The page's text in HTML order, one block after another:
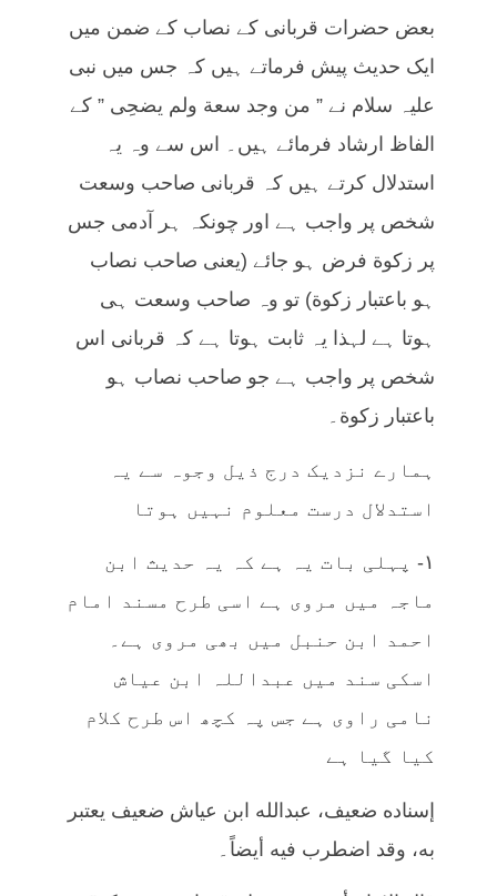
بعض حضرات قربانی کے نصاب کے ضمن میں
ایک حدیث پیش فرماتے ہیں کہ جس میں نبی
علیہ سلام نے ” من وجد سعة ولم یضحِی ” کے
الفاظ ارشاد فرمائے ہیں۔ اس سے وہ یہ
استدلال کرتے ہیں کہ قربانی صاحب وسعت
شخص پر واجب ہے اور چونکہ ہر آدمی جس
پر زکوة فرض ہو جائے (یعنی صاحب نصاب
ہو باعتبار زکوة) تو وہ صاحب وسعت ہی
ہوتا ہے لہذا یہ ثابت ہوتا ہے کہ قربانی اس
شخص پر واجب ہے جو صاحب نصاب ہو
باعتبار زکوة۔
ہمارے نزدیک درج ذیل وجوہ سے یہ
استدلال درست معلوم نہیں ہوتا
١- پہلی بات یہ ہے کہ یہ حدیث ابن
ماجہ میں مروی ہے اسی طرح مسند امام
احمد ابن حنبل میں بھی مروی ہے۔
اسکی سند میں عبداللہ ابن عیاش
نامی راوی ہے جس پہ کچھ اس طرح کلام
کیا گیا ہے
إسناده ضعيف، عبدالله ابن عياش ضعيف يعتبر
به، وقد اضطرب فيه أيضاً۔